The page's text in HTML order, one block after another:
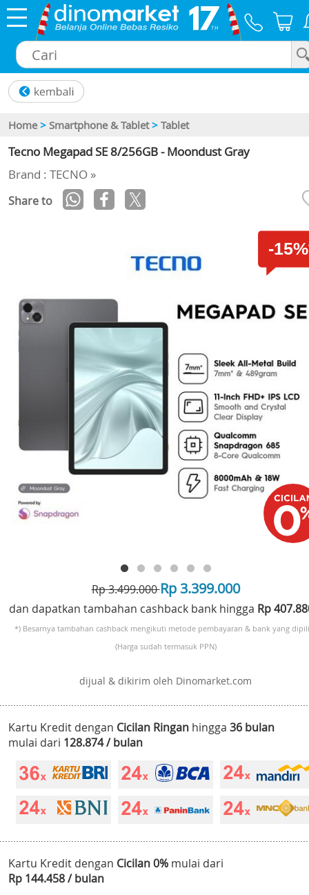
Home > Smartphone & Tablet > Tablet
Tecno Megapad SE 8/256GB - Moondust Gray
Brand : TECNO »
Share to
-
Rp 3.499.000Rp 3.399.000
dan dapatkan tambahan cashback bank hingga Rp
*) Besarnya tambahan cashback mengikuti metode pembayaran & bank yang
(Harga sudah termasuk PPN)
dijual & dikirim oleh Dinomarket.com
Kartu Kredit dengan Cicilan Ringan hingga 36 bulan
mulai dari 128.874 / bulan
Kartu Kredit dengan Cicilan 0% mulai dari
Rp 144.458 / bulan